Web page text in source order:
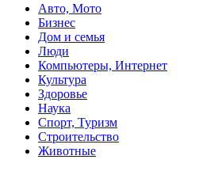
Авто, Мото
Бизнес
Дом и семья
Люди
Компьютеры, Интернет
Культура
Здоровье
Наука
Спорт, Туризм
Строительство
Животные